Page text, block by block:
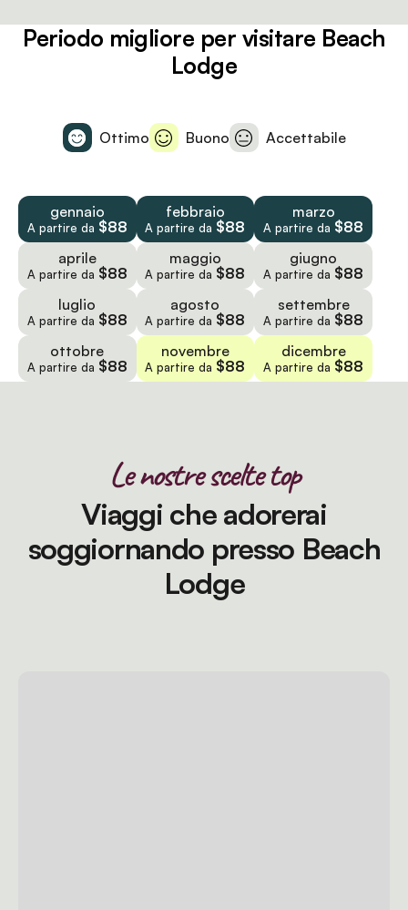
Periodo migliore per visitare Beach
Lodge
Ottimo Buono Accettabile
gennaio
A partire da $88
febbraio
A partire da $88
marzo
A partire da $88
aprile
A partire da $88
maggio
A partire da $88
giugno
A partire da $88
luglio
A partire da $88
agosto
A partire da $88
settembre
A partire da $88
ottobre
A partire da $88
novembre
A partire da $88
dicembre
A partire da $88
Le nostre scelte top
Viaggi che adorerai
soggiornando presso Beach
Lodge